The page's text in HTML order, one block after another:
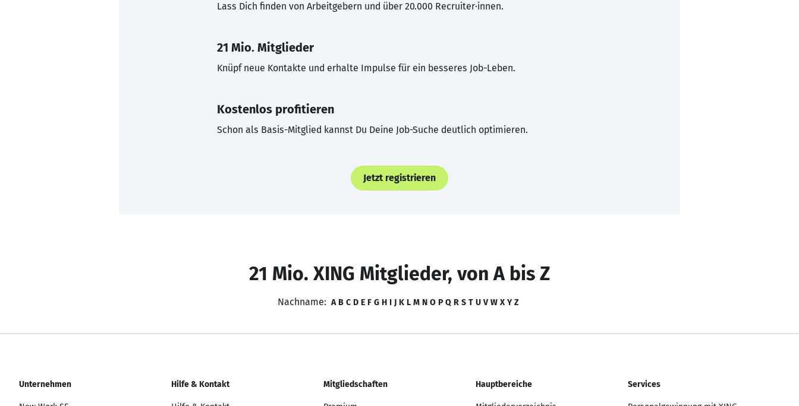
Lass Dich finden von Arbeitgebern und über 20.000 Recruiter·innen.
21 Mio. Mitglieder
Knüpf neue Kontakte und erhalte Impulse für ein besseres Job-Leben.
Kostenlos profitieren
Schon als Basis-Mitglied kannst Du Deine Job-Suche deutlich optimieren.
Jetzt registrieren
21 Mio. XING Mitglieder, von A bis Z
Nachname: A B C D E F G H I J K L M N O P Q R S T U V W X Y Z
Unternehmen Hilfe & Kontakt Mitgliedschaften Hauptbereiche Services